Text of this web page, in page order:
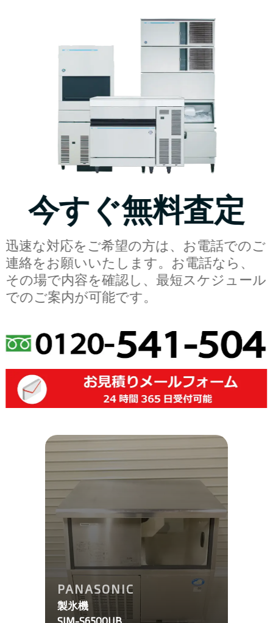
今すぐ無料査定
迅速な対応をご希望の方は、お電話でのご
連絡をお願いいたします。お電話なら、
その場で内容を確認し、最短スケジュール
でのご案内が可能です。
PANASONIC
製氷機
SIM-S6500UB